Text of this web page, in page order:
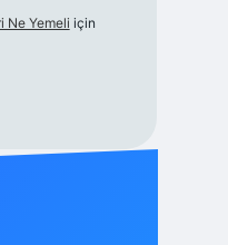
Ne Yemeli için